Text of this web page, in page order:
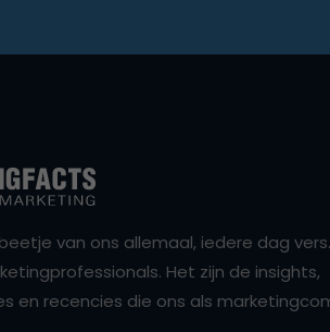
van ons allemaal, iedere dag vers.
Het zijn de insights,
en recencies die ons als